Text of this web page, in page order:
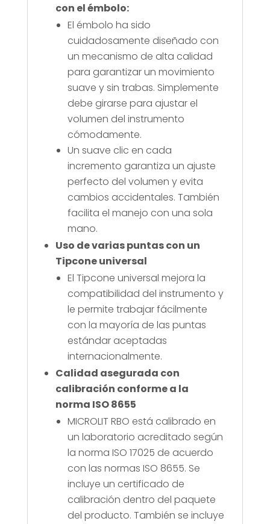
con el émbolo:
El émbolo ha sido
cuidadosamente diseñado con
un mecanismo de alta calidad
para garantizar un movimiento
suave y sin trabas. Simplemente
debe girarse para ajustar el
volumen del instrumento
cómodamente.
Un suave clic en cada
incremento garantiza un ajuste
perfecto del volumen y evita
cambios accidentales. También
facilita el manejo con una sola
mano.
Uso de varias puntas con un
Tipcone universal
El Tipcone universal mejora la
compatibilidad del instrumento y
le permite trabajar fácilmente
con la mayoría de las puntas
estándar aceptadas
internacionalmente.
Calidad asegurada con
calibración conforme a la
norma ISO 8655
MICROLIT RBO está calibrado en
un laboratorio acreditado según
la norma ISO 17025 de acuerdo
con las normas ISO 8655. Se
incluye un certificado de
calibración dentro del paquete
del producto. También se incluye